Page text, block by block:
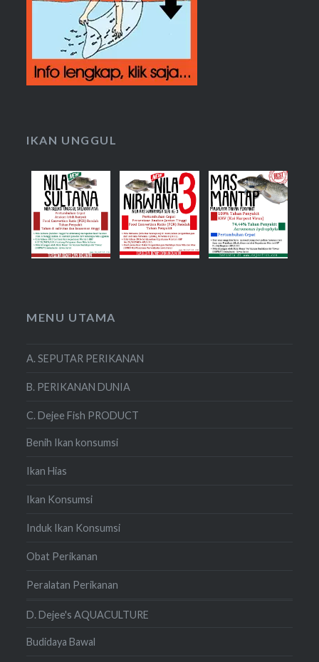
IKAN UNGGUL
MENU UTAMA
A. SEPUTAR PERIKANAN
B. PERIKANAN DUNIA
C. Dejee Fish PRODUCT
Benih Ikan konsumsi
Ikan Hias
Ikan Konsumsi
Induk Ikan Konsumsi
Obat Perikanan
Peralatan Perikanan
D. Dejee's AQUACULTURE
Budidaya Bawal